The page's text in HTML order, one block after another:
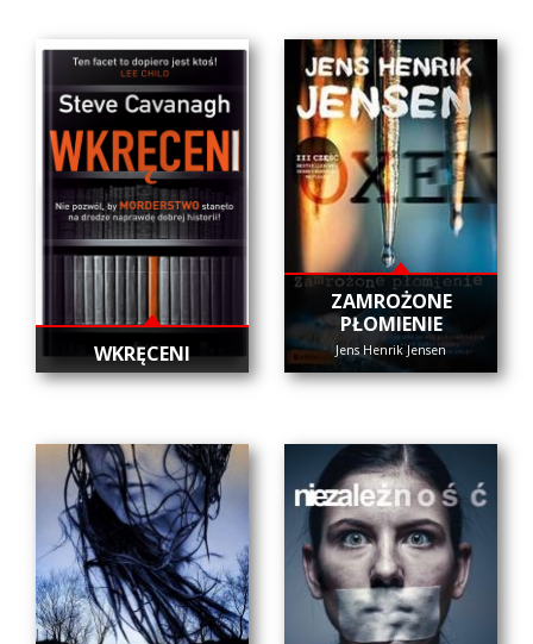
WKRĘCENI
ZAMROŻONE
PŁOMIENIE
Jens Henrik Jensen